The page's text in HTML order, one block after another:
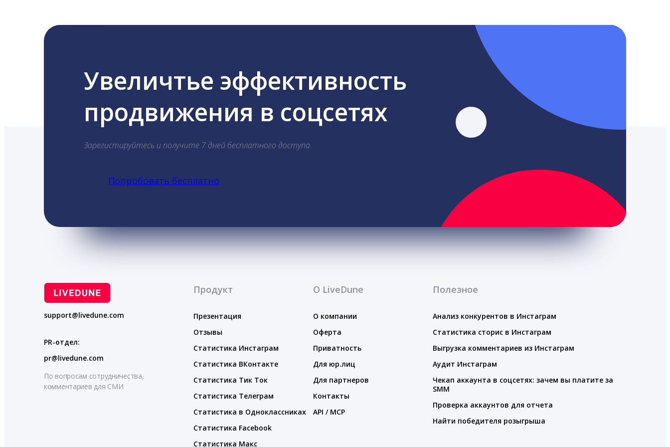
Увеличтье эффективность
продвижения в соцсетях
Зарегистируйтесь и получите 7 дней бесплатного доступа.
Попробовать бесплатно
support@livedune.com
PR-отдел:
pr@livedune.com
По вопросам сотрудничества,
комментариев для СМИ
Продукт
Презентация
Отзывы
Статистика Инстаграм
Статистика ВКонтакте
Статистика Тик Ток
Статистика Телеграм
Статистика в Одноклассниках
Статистика Facebook
Статистика Макс
О LiveDune
О компании
Оферта
Приватность
Для юр.лиц
Для партнеров
Контакты
API / MCP
Полезное
Анализ конкурентов в Инстаграм
Статистика сторис в Инстаграм
Выгрузка комментариев из Инстаграм
Аудит Инстаграм
Чекап аккаунта в соцсетях: зачем вы платите за
SMM
Проверка аккаунтов для отчета
Найти победителя розыгрыша